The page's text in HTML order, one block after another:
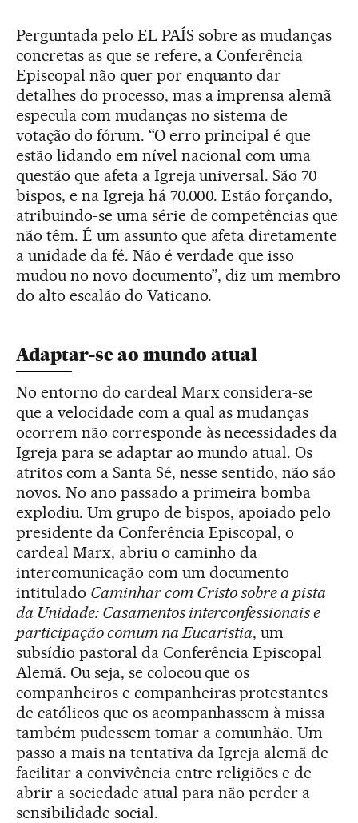
Perguntada pelo EL PAÍS sobre as mudanças
concretas as que se refere, a Conferência
Episcopal não quer por enquanto dar
detalhes do processo, mas a imprensa alemã
especula com mudanças no sistema de
votação do fórum. “O erro principal é que
estão lidando em nível nacional com uma
questão que afeta a Igreja universal. São 70
bispos, e na Igreja há 70.000. Estão forçando,
atribuindo-se uma série de competências que
não têm. É um assunto que afeta diretamente
a unidade da fé. Não é verdade que isso
mudou no novo documento”, diz um membro
do alto escalão do Vaticano.
Adaptar-se ao mundo atual
No entorno do cardeal Marx considera-se
que a velocidade com a qual as mudanças
ocorrem não corresponde às necessidades da
Igreja para se adaptar ao mundo atual. Os
atritos com a Santa Sé, nesse sentido, não são
novos. No ano passado a primeira bomba
explodiu. Um grupo de bispos, apoiado pelo
presidente da Conferência Episcopal, o
cardeal Marx, abriu o caminho da
intercomunicação com um documento
intitulado Caminhar com Cristo sobre a pista
da Unidade: Casamentos interconfessionais e
participação comum na Eucaristia, um
subsídio pastoral da Conferência Episcopal
Alemã. Ou seja, se colocou que os
companheiros e companheiras protestantes
de católicos que os acompanhassem à missa
também pudessem tomar a comunhão. Um
passo a mais na tentativa da Igreja alemã de
facilitar a convivência entre religiões e de
abrir a sociedade atual para não perder a
sensibilidade social.